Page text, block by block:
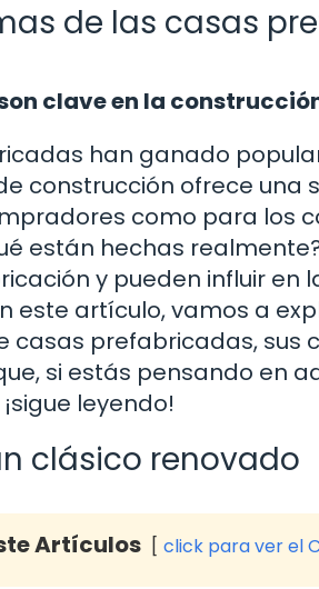
de las casas
clave en la
han ganado
construcción ofrece
como para los
están hechas
y pueden influir
este artículo, vamos a
casas prefabricadas, sus
si estás pensando en
leyendo!
clásico renovado
Artículos click para ver el